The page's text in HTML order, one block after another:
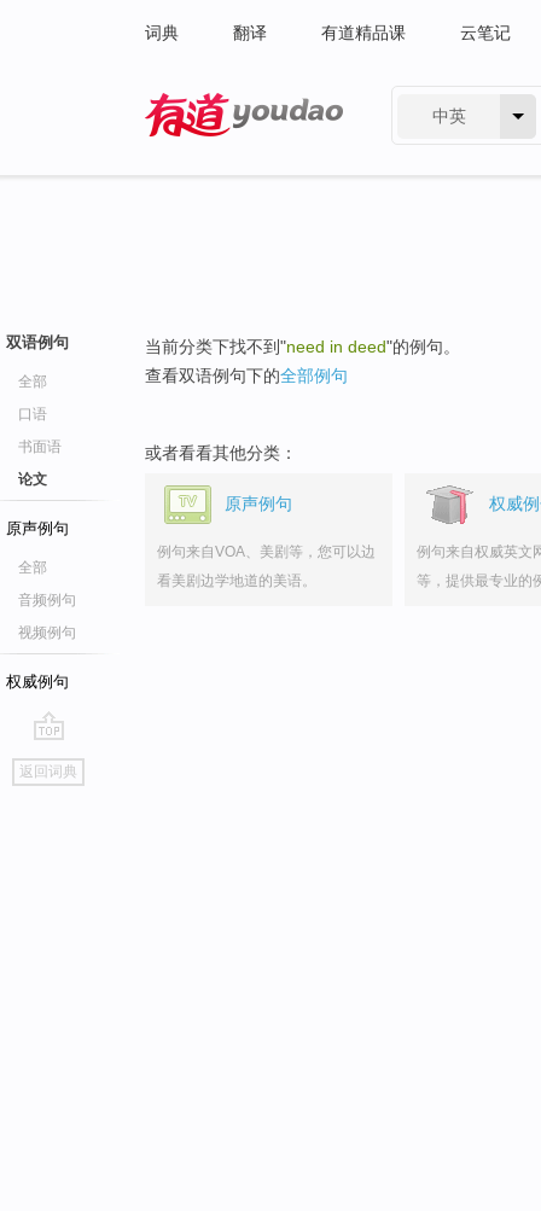
词典 翻译 有道精品课 云笔记
中英
双语例句
全部
口语
书面语
论文
原声例句
全部
音频例句
视频例句
权威例句
go
top
返回词典
当前分类下找不到"need in deed"的例句。
查看双语例句下的全部例句
或者看看其他分类：
原声例句
例句来自VOA、美剧等，您可以边
看美剧边学地道的美语。
权威
例句来自权威英文
等，提供最专业的